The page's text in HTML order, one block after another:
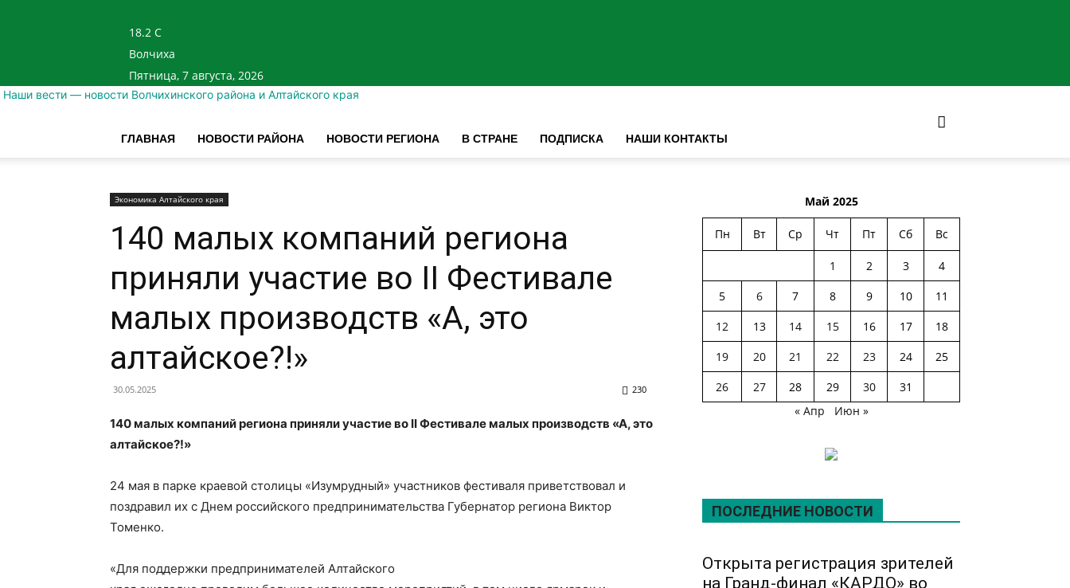
18.2 C
Волчиха
Пятница, 7 августа, 2026
Наши вести — новости Волчихинского района и Алтайского края
ГЛАВНАЯ НОВОСТИ РАЙОНА НОВОСТИ РЕГИОНА В СТРАНЕ ПОДПИСКА НАШИ КОНТАКТЫ
Экономика Алтайского края
140 малых компаний региона
приняли участие во II Фестивале
малых производств «А, это
алтайское?!»
30.05.2025 230
140 малых компаний региона приняли участие во II Фестивале малых производств «А, это
алтайское?!»
24 мая в парке краевой столицы «Изумрудный» участников фестиваля приветствовал и
поздравил их с Днем российского предпринимательства Губернатор региона Виктор
Томенко.
«Для поддержки предпринимателей Алтайского
Май 2025
Пн Вт Ср Чт Пт Сб Вс
1 2 3
4
5
6 7 8 9 10
11
12
13 14 15 16 17
18
19
20 21 22 23 24
25
26
27 28 29 30
31
« Апр
Июн »
ПОСЛЕДНИЕ НОВОСТИ
Открыта регистрация зрителей
на Гранд-финал «КАРДО» во